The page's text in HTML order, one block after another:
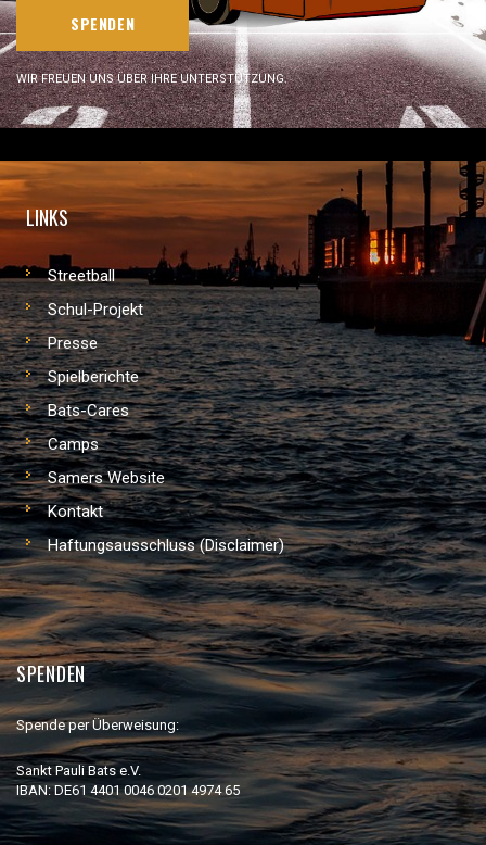
SPENDEN
WIR FREUEN UNS ÜBER IHRE UNTERSTÜTZUNG.
LINKS
Streetball
Schul-Projekt
Presse
Spielberichte
Bats-Cares
Camps
Samers Website
Kontakt
Haftungsausschluss (Disclaimer)
SPENDEN
Spende per Überweisung:
Sankt Pauli Bats e.V.
IBAN: DE61 4401 0046 0201 4974 65